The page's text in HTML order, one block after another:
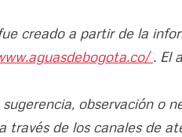
creado a partir de la
. El
observación o
través de los canales de